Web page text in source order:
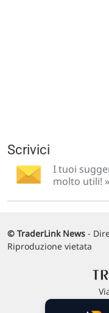
Scrivici
I tuoi
molto utili! »
© TraderLink News -
Riproduzione vietata